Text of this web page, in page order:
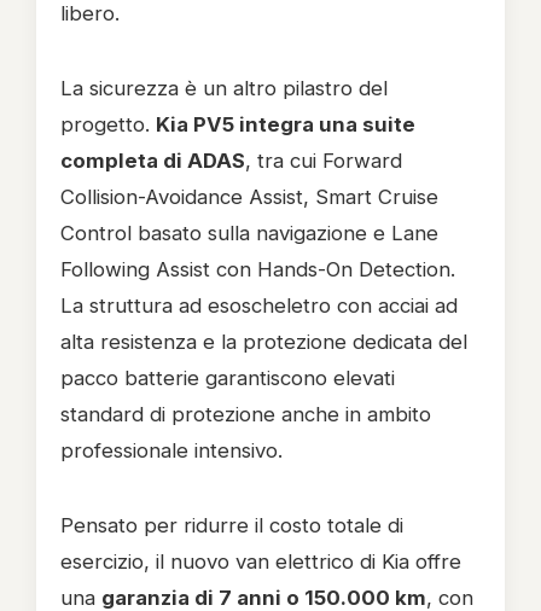
libero.
La sicurezza è un altro pilastro del
progetto. Kia PV5 integra una suite
completa di ADAS, tra cui Forward
Collision-Avoidance Assist, Smart Cruise
Control basato sulla navigazione e Lane
Following Assist con Hands-On Detection.
La struttura ad esoscheletro con acciai ad
alta resistenza e la protezione dedicata del
pacco batterie garantiscono elevati
standard di protezione anche in ambito
professionale intensivo.
Pensato per ridurre il costo totale di
esercizio, il nuovo van elettrico di Kia offre
una garanzia di 7 anni o 150.000 km, con